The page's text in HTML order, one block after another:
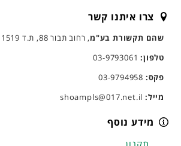
צרו איתנו קשר
שהם תקשורת בע"מ, רחוב תבור 88, ת.ד 1519 שהם
טלפון:03-9793061
פקס:
מייל:
מידע נוסף